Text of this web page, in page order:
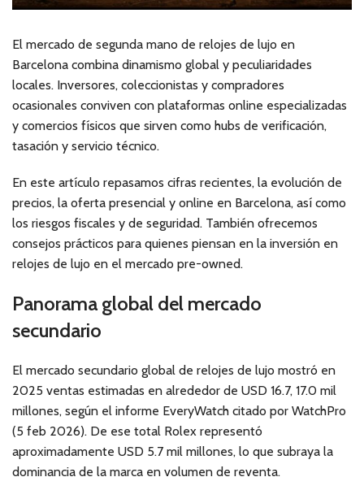
El mercado de segunda mano de relojes de lujo en
Barcelona combina dinamismo global y peculiaridades
locales. Inversores, coleccionistas y compradores
ocasionales conviven con plataformas online especializadas
y comercios físicos que sirven como hubs de verificación,
tasación y servicio técnico.
En este artículo repasamos cifras recientes, la evolución de
precios, la oferta presencial y online en Barcelona, así como
los riesgos fiscales y de seguridad. También ofrecemos
consejos prácticos para quienes piensan en la inversión en
relojes de lujo en el mercado pre-owned.
Panorama global del mercado
secundario
El mercado secundario global de relojes de lujo mostró en
2025 ventas estimadas en alrededor de USD 16.7, 17.0 mil
millones, según el informe EveryWatch citado por WatchPro
(5 feb 2026). De ese total Rolex representó
aproximadamente USD 5.7 mil millones, lo que subraya la
dominancia de la marca en volumen de reventa.